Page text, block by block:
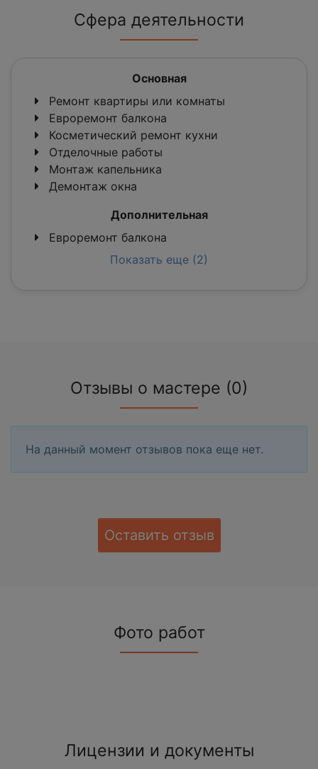
Сфера деятельности
Основная
Ремонт квартиры или комнаты
Евроремонт балкона
Косметический ремонт кухни
Отделочные работы
Монтаж капельника
Демонтаж окна
Дополнительная
Евроремонт балкона
Показать еще (2)
Отзывы о мастере (0)
На данный момент отзывов пока еще нет.
Оставить отзыв
Фото работ
Лицензии и документы